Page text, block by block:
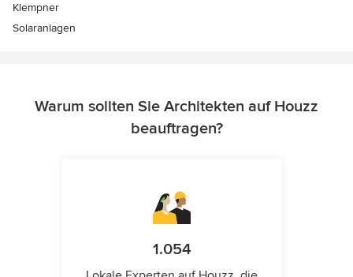
Klempner
Solaranlagen
Warum sollten Sie Architekten auf Houzz
beauftragen?
1.054